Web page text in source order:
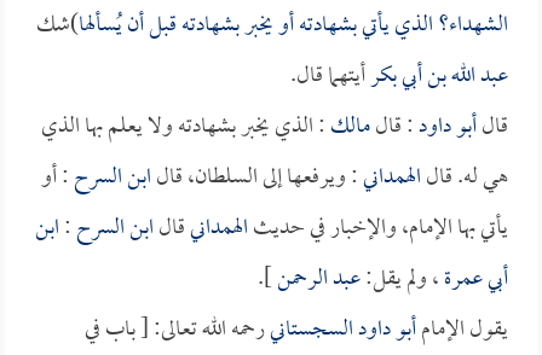
الشهداء؟ الذي يأتي بشهادته أو يخبر بشهادته قبل أن يُسألها)شك
عبد الله بن أبي بكرأيتهما قال.
قالأبو داود: قالمالك: الذي يخبر بشهادته ولا يعلم بها الذي
هي له. قالالهمداني: ويرفعها إلى السلطان، قالابن السرح: أو
يأتي بها الإمام، والإخبار في حديثالهمدانيقالابن السرح:ابن
أبي عمرة، ولم يقل:عبد الرحمن].
يقول الإمامأبو داود السجستانيرحمه الله تعالى: [ باب في